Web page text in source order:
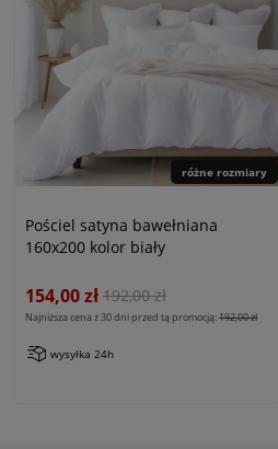
różne rozmiary
Pościel satyna bawełniana
160x200 kolor biały
154,00 zł 192,00 zł
Najniższa cena z 30 dni przed tą promocją:192,00 zł
wysyłka 24h